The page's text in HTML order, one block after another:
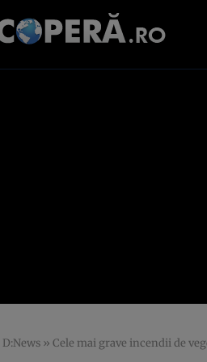
D:News » Cele mai grave incendii de